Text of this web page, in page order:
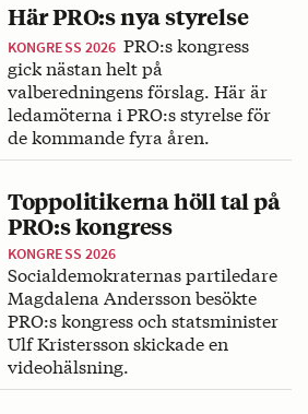
Här PRO:s nya styrelse
KONGRESS 2026 PRO:s kongress
gick nästan helt på
valberedningens förslag. Här är
ledamöterna i PRO:s styrelse för
de kommande fyra åren.
Toppolitikerna höll tal på
PRO:s kongress
KONGRESS 2026
Socialdemokraternas partiledare
Magdalena Andersson besökte
PRO:s kongress och statsminister
Ulf Kristersson skickade en
videohälsning.